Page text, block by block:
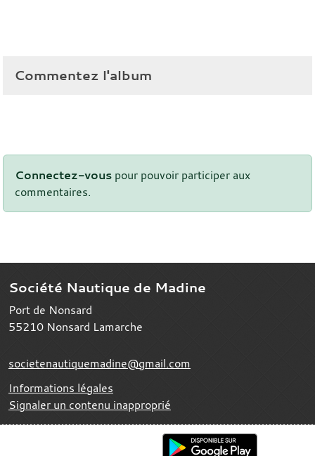
Commentez l'album
Connectez-vous pour pouvoir participer aux
commentaires.
Société Nautique de Madine
Port de Nonsard
55210 Nonsard Lamarche
societenautiquemadine@gmail.com
Informations légales
Signaler un contenu inapproprié